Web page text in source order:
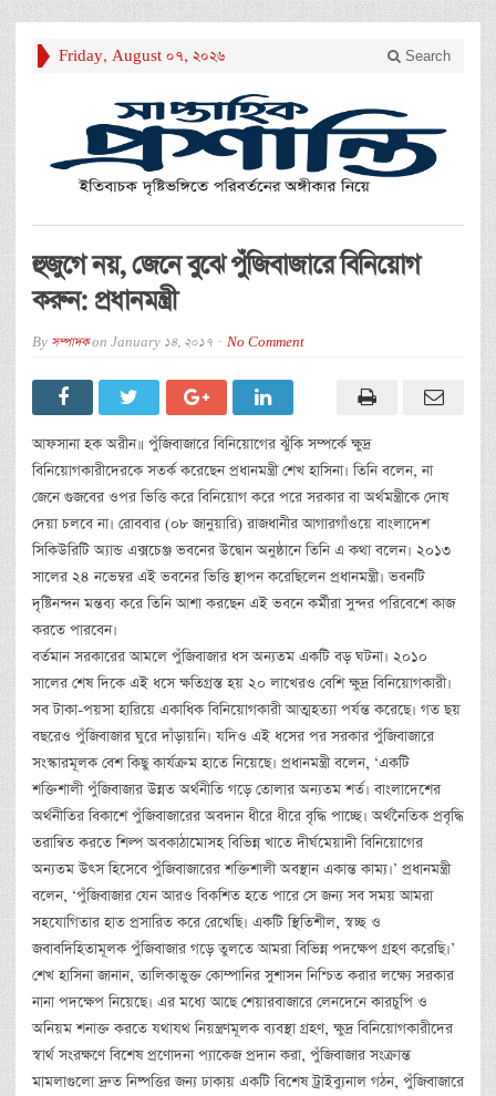
Friday, August 07, 2026 Search
হুজুগে নয়, জেনে বুঝে পুঁজিবাজারে বিনিয়োগ
করুন: প্রধানমন্ত্রী
By সম্পাদকon January 14, 2017 No Comment
আফসানা হক অরীন॥ পুঁজিবাজারে বিনিয়োগের ঝুঁকি সম্পর্কে ক্ষুদ্র
বিনিয়োগকারীদেরকে সতর্ক করেছেন প্রধানমন্ত্রী শেখ হাসিনা। তিনি বলেন, না
জেনে গুজবের ওপর ভিত্তি করে বিনিয়োগ করে পরে সরকার বা অর্থমন্ত্রীকে দোষ
দেয়া চলবে না। রোববার (০৮ জানুয়ারি) রাজধানীর আগারগাঁওয়ে বাংলাদেশ
সিকিউরিটি অ্যান্ড এক্সচেঞ্জ ভবনের উদ্বোন অনুষ্ঠানে তিনি এ কথা বলেন। ২০১৩
সালের ২৪ নভেম্বর এই ভবনের ভিত্তি স্থাপন করেছিলেন প্রধানমন্ত্রী। ভবনটি
দৃষ্টিনন্দন মন্তব্য করে তিনি আশা করছেন এই ভবনে কর্মীরা সুন্দর পরিবেশে কাজ
করতে পারবেন।
বর্তমান সরকারের আমলে পুঁজিবাজার ধস অন্যতম একটি বড় ঘটনা। ২০১০
সালের শেষ দিকে এই ধসে ক্ষতিগ্রস্ত হয় ২০ লাখেরও বেশি ক্ষুদ্র বিনিয়োগকারী।
সব টাকা-পয়সা হারিয়ে একাধিক বিনিয়োগকারী আত্মহত্যা পর্যন্ত করেছে। গত ছয়
বছরেও পুঁজিবাজার ঘুরে দাঁড়ায়নি। যদিও এই ধসের পর সরকার পুঁজিবাজারে
সংস্কারমূলক বেশ কিছু কার্যক্রম হাতে নিয়েছে। প্রধানমন্ত্রী বলেন, ‘একটি
শক্তিশালী পুঁজিবাজার উন্নত অর্থনীতি গড়ে তোলার অন্যতম শর্ত। বাংলাদেশের
অর্থনীতির বিকাশে পুঁজিবাজারের অবদান ধীরে ধীরে বৃদ্ধি পাচ্ছে। অর্থনৈতিক প্রবৃদ্ধি
তরান্বিত করতে শিল্প অবকাঠামোসহ বিভিন্ন খাতে দীর্ঘমেয়াদী বিনিয়োগের
অন্যতম উৎস হিসেবে পুঁজিবাজারের শক্তিশালী অবস্থান একান্ত কাম্য।’ প্রধানমন্ত্রী
বলেন, ‘পুঁজিবাজার যেন আরও বিকশিত হতে পারে সে জন্য সব সময় আমরা
সহযোগিতার হাত প্রসারিত করে রেখেছি। একটি স্থিতিশীল, স্বচ্ছ ও
জবাবদিহিতামূলক পুঁজিবাজার গড়ে তুলতে আমরা বিভিন্ন পদক্ষেপ গ্রহণ করেছি।’
শেখ হাসিনা জানান, তালিকাভুক্ত কোম্পানির সুশাসন নিশ্চিত করার লক্ষ্যে সরকার
নানা পদক্ষেপ নিয়েছে। এর মধ্যে আছে শেয়ারবাজারে লেনদেনে কারচুপি ও
অনিয়ম শনাক্ত করতে যথাযথ নিয়ন্ত্রণমূলক ব্যবস্থা গ্রহণ, ক্ষুদ্র বিনিয়োগকারীদের
স্বার্থ সংরক্ষণে বিশেষ প্রণোদনা প্যাকেজ প্রদান করা, পুঁজিবাজার সংক্রান্ত
মামলাগুলো দ্রুত নিষ্পত্তির জন্য ঢাকায় একটি বিশেষ ট্রাইব্যুনাল গঠন, পুঁজিবাজারে